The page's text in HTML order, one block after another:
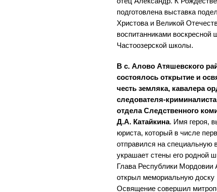
подготовлена выставка
Христова и Великой
воспитанниками
Частоозерской школы.
В с. Алово Атяшевского
состоялось открытие и
честь земляка, кавалера
следователя-
отдела Следственного
Д.А. Катайкина. Имя героя,
юриста, который в числе
отправился на специальную
украшает стены его родной
Глава Республики Мордовии
открыл мемориальную доску
Освящение совершил